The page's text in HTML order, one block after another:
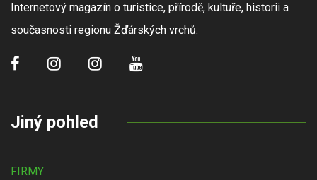
Internetový magazín o turistice, přírodě, kultuře, historii a
současnosti regionu Žďárských vrchů.
Jiný pohled
FIRMY